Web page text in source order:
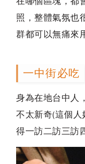
照，整體氣氛也
群都可以無痛來
一中街必吃
身為在地台中人
不太新奇(這個人
得一訪二訪三訪